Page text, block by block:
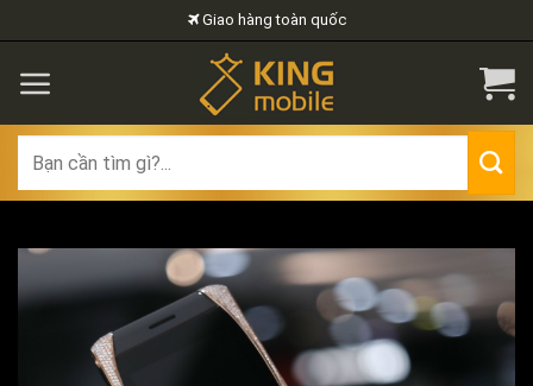
to
content
Giao hàng toàn quốc
for: